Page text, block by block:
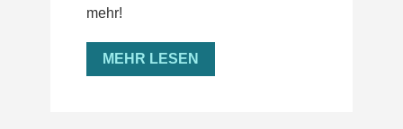
mehr!
MEHR LESEN